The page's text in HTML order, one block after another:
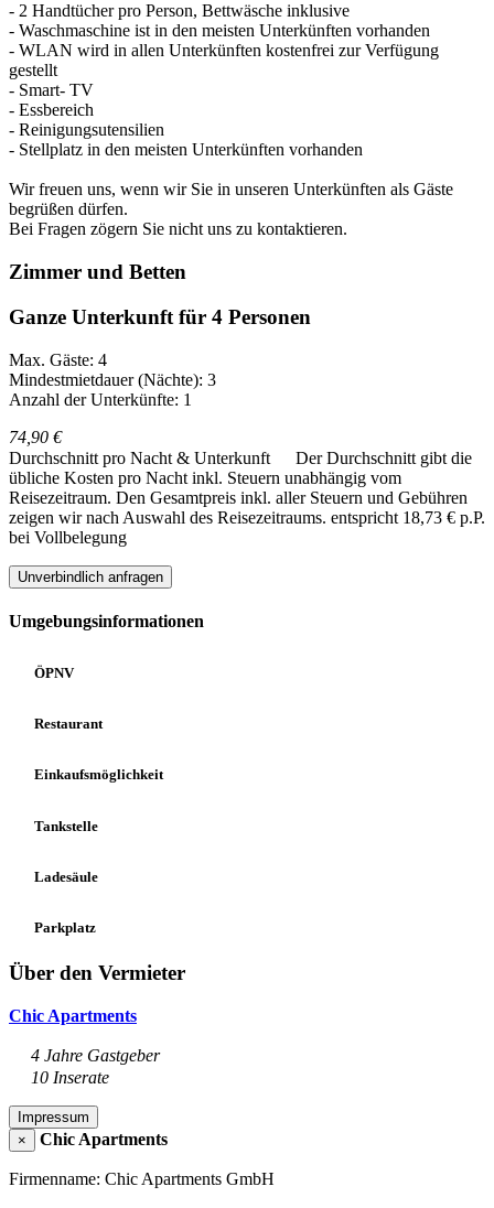
- 2 Handtücher pro Person, Bettwäsche inklusive
- Waschmaschine ist in den meisten Unterkünften vorhanden
- WLAN wird in allen Unterkünften kostenfrei zur Verfügung
gestellt
- Smart- TV
- Essbereich
- Reinigungsutensilien
- Stellplatz in den meisten Unterkünften vorhanden
Wir freuen uns, wenn wir Sie in unseren Unterkünften als Gäste
begrüßen dürfen.
Bei Fragen zögern Sie nicht uns zu kontaktieren.
Zimmer und Betten
Ganze Unterkunft für 4 Personen
Max. Gäste: 4
Mindestmietdauer (Nächte): 3
Anzahl der Unterkünfte: 1
74,90 €
Durchschnitt pro Nacht & Unterkunft
Der Durchschnitt gibt die
übliche Kosten pro Nacht inkl. Steuern unabhängig vom
Reisezeitraum. Den Gesamtpreis inkl. aller Steuern und Gebühren
zeigen wir nach Auswahl des Reisezeitraums. entspricht 18,73 € p.P.
bei Vollbelegung
Unverbindlich anfragen
Umgebungsinformationen
ÖPNV
Restaurant
Einkaufsmöglichkeit
Tankstelle
Ladesäule
Parkplatz
Über den Vermieter
Chic Apartments
4 Jahre Gastgeber
10 Inserate
Impressum
×
Chic Apartments
Firmenname: Chic Apartments GmbH